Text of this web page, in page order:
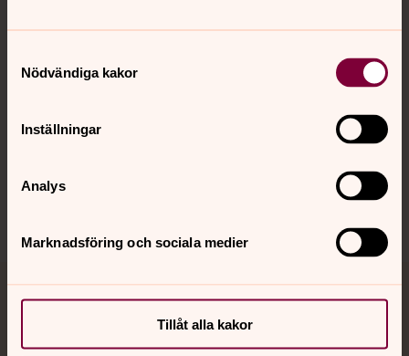
Nödvändiga kakor
Inställningar
Analys
Marknadsföring och sociala medier
Tillåt alla kakor
Kalender
Jourhavande präst
Akut samtals- och krisstöd. Prata eller chatta anonymt